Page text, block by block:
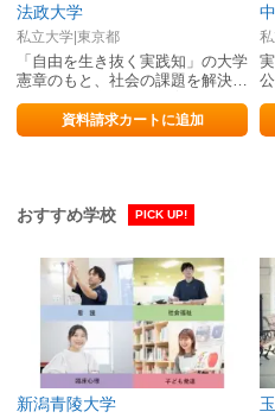
法政大学
私立大学|東京都
「自由を生き抜く実践知」の大学
憲章のもと、社会の課題を解決す
るための「実践知」を育成
資料請求カートに追加
おすすめ学校 PICK UP!
新潟青陵大学